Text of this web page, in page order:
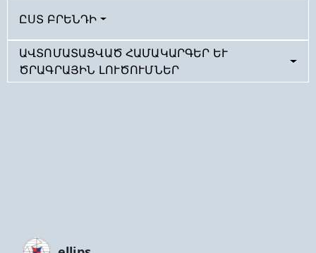
ԸՍՏ ԲՐԵՆԴԻ
ԱՎՏՈՄԱՏԱՑՎԱԾ ՀԱՄԱԿԱՐԳԵՐ ԵՒ Ծ
ՐԱԳՐԱՅԻՆ ԼՈՒԾՈՒՄՆԵՐ